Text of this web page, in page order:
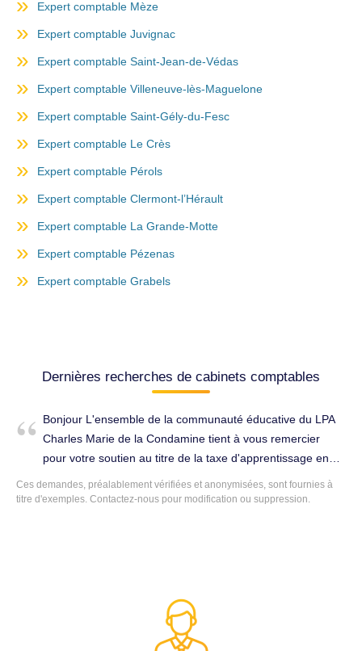
Expert comptable Mèze
Expert comptable Juvignac
Expert comptable Saint-Jean-de-Védas
Expert comptable Villeneuve-lès-Maguelone
Expert comptable Saint-Gély-du-Fesc
Expert comptable Le Crès
Expert comptable Pérols
Expert comptable Clermont-l’Hérault
Expert comptable La Grande-Motte
Expert comptable Pézenas
Expert comptable Grabels
Dernières recherches de cabinets comptables
Bonjour L'ensemble de la communauté éducative du LPA
Charles Marie de la Condamine tient à vous remercier
pour votre soutien au titre de la taxe d'apprentissage en
2025. Bien cordialement. Tenue complète de la
comptabilité à Pézenas (34120).
Ces demandes, préalablement vérifiées et anonymisées, sont fournies à
titre d'exemples. Contactez-nous pour modification ou suppression.